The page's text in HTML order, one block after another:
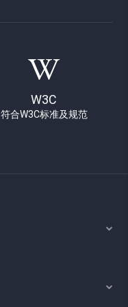
W3C
符合W3C标准及规范